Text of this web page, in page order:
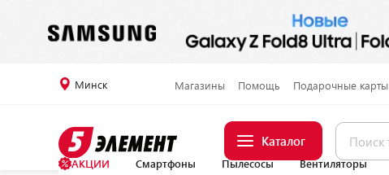
Минск Магазины Помощь Подарочные карты
Каталог
АКЦИИ Смартфоны Пылесосы Вентиляторы